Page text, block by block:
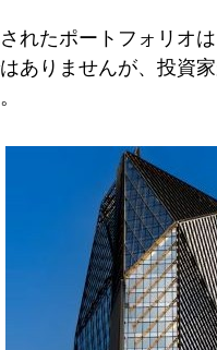
れたポートフォリオ
ありませんが、投資